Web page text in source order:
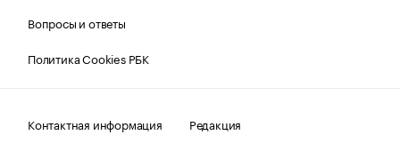
Вопросы и ответы
Политика Cookies РБК
Контактная информация Редакция